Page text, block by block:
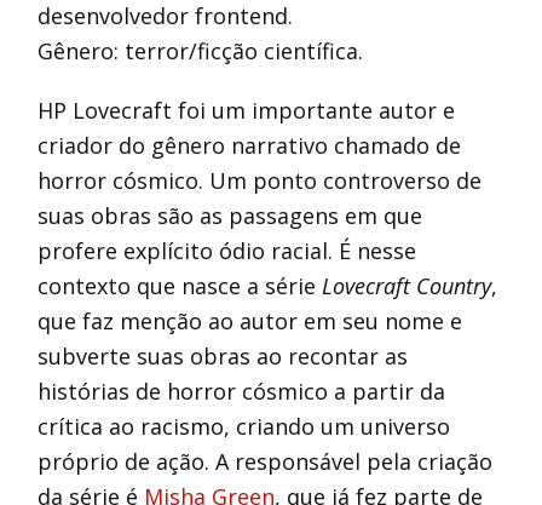
desenvolvedor frontend.
Gênero: terror/ficção científica.
HP Lovecraft foi um importante autor e
criador do gênero narrativo chamado de
horror cósmico. Um ponto controverso de
suas obras são as passagens em que
profere explícito ódio racial. É nesse
contexto que nasce a sérieLovecraft Country,
que faz menção ao autor em seu nome e
subverte suas obras ao recontar as
histórias de horror cósmico a partir da
crítica ao racismo, criando um universo
próprio de ação. A responsável pela criação
da série é Misha Green, que já fez parte de